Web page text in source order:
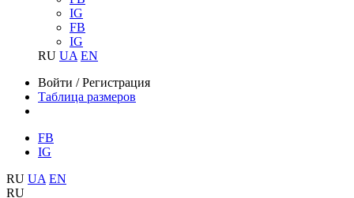
IG
FB
IG
RU UA EN
Войти /Регистрация
Таблица размеров
FB
IG
RU UA EN
RU